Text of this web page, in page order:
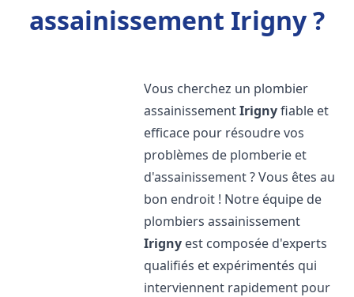
assainissement Irigny ?
Vous cherchez un plombier
assainissementIrignyfiable et
efficace pour résoudre vos
problèmes de plomberie et
d'assainissement ? Vous êtes au
bon endroit ! Notre équipe de
plombiers assainissement
Irigny est composée d'experts
qualifiés et expérimentés qui
interviennent rapidement pour